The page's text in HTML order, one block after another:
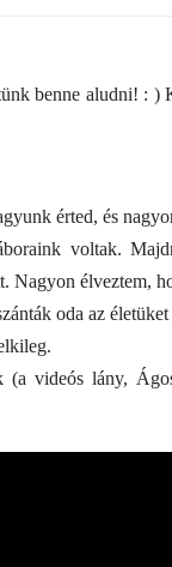
benne aludni! : )
érted, és
voltak.
Nagyon élveztem,
oda az
videós lány,